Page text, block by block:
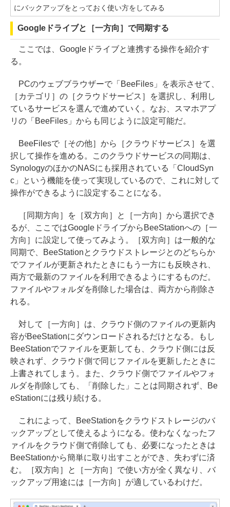
にバックアップをとっておく使い方をしてみる
Googleドライブと［一方向］で同期する
ここでは、Googleドライブと連携する操作を紹介す
る。
PCのウェブブラウザーで「BeeFiles」を表示させて、
［カテゴリ］の［クラウドサービス］を選択し、利用し
ているサービスを選んで進めていく。なお、スマホアプ
リの「BeeFiles」からも同じように設定可能だ。
BeeFilesで［その他］から［クラウドサービス］を選
択して操作を進める。このクラウドサービスの同期は、
SynologyのほかのNASにも採用されている「CloudSyn
c」という機能を使って実現しているので、これに対して
操作ができるように設定することになる。
［同期方向］を［双方向］と［一方向］から選択でき
るが、ここではGoogleドライブからBeeStationへの［一
方向］に設定して使ってみよう。［双方向］は一般的な
同期で、BeeStationとクラウドストレージとのどちらか
でファイルが更新されたときにもう一方にも反映され、
両方で最新のファイルを利用できるようにするものだ。
ファイルやフォルダを削除した場合は、両方から削除さ
れる。
対して［一方向］は、クラウド側のファイルの更新内
容がBeeStationにダウンロードされるだけとなる。もし
BeeStationでファイルを更新しても、クラウド側には反
映されず、クラウド側で同じファイルを更新したときに
上書されてしまう。また、クラウド側でファイルやフォ
ルダを削除しても、「削除した」ことは同期されず、Be
eStationには残り続ける。
これによって、BeeStationをクラウドストレージのバ
ックアップとして使えるようになる。使わなくなったフ
ァイルをクラウド側で削除しても、必要になったときは
BeeStationから簡単に取り出すことができ、失わずに済
む。［双方向］と［一方向］で使い方が全く異なり、バ
ックアップ用途には［一方向］が適しているわけだ。